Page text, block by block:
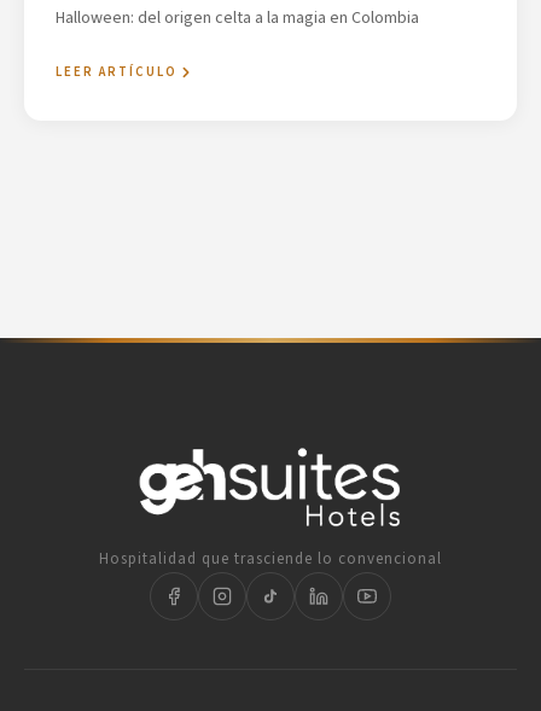
Halloween: del origen celta a la magia en Colombia
LEER ARTÍCULO
Hospitalidad que trasciende lo convencional